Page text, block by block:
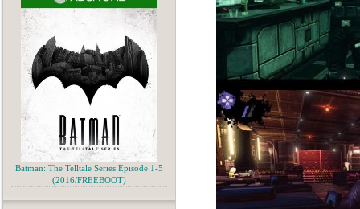
Batman: The Telltale Series Episode 1-5
(2016/FREEBOOT)